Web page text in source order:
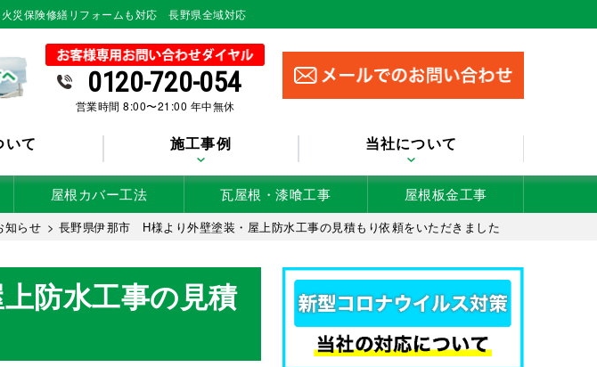
災保険修繕リフォームも対応 長野県全域対応
0120-720-054
営業時間 8:00〜21:00 年中無休
いて 施工事例 当社について
屋根カバー工法 瓦屋根・漆喰工事 屋根板金工事
知らせ > 長野県伊那市 H様より外壁塗装・屋上防水工事の見積もり依頼をいただきました
防水工事の見積